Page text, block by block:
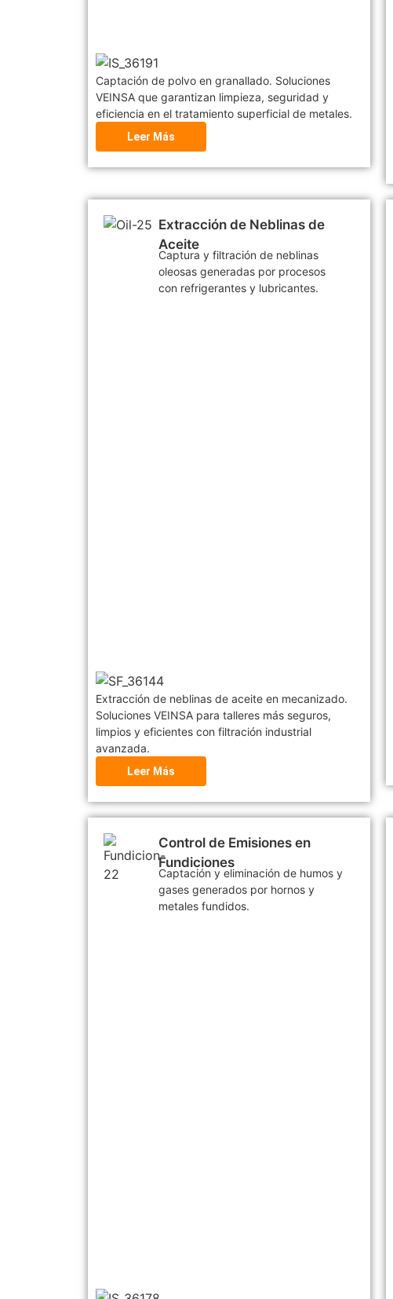
Captación de polvo en granallado. Soluciones
VEINSA que garantizan limpieza, seguridad y
eficiencia en el tratamiento superficial de metales.
Leer Más
Extracción de Neblinas de
Aceite
Captura y filtración de neblinas
oleosas generadas por procesos
con refrigerantes y lubricantes.
Extracción de neblinas de aceite en mecanizado.
Soluciones VEINSA para talleres más seguros,
limpios y eficientes con filtración industrial
avanzada.
Leer Más
Control de Emisiones en
Fundiciones
Captación y eliminación de humos y
gases generados por hornos y
metales fundidos.